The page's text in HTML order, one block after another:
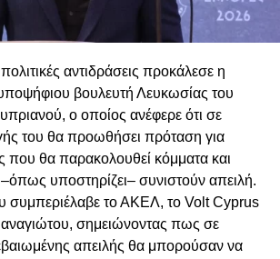
ΔΗΚΟ ανοικτός σε επαφές με
άλλους χώρους
χρονοτριβών στο έργο
αερίου στο Βασιλικό
videogate, επιχειρούν να
πολίτες τι να ψηφίσουν, αντί να
Κουκουμάς σημείωσε ότι το ΑΚΕΛ
ισχυρό πόλο που μπορεί να σταθεί
συμφέροντα και να υπερασπιστεί την
και την πρόοδο.
μπάσιμο από
αντιδράσεις προκάλεσε η
βουλευτή Λευκωσίας του
, ο οποίος ανέφερε ότι σε
του θα προωθήσει πρόταση για
που θα παρακολουθεί κόμματα και
υποστηρίζει– συνιστούν απειλή.
συμπεριέλαβε τοΑΚΕΛ, το Volt Cyprus
, σημειώνοντας πως σε
απειλής θα μπορούσαν να